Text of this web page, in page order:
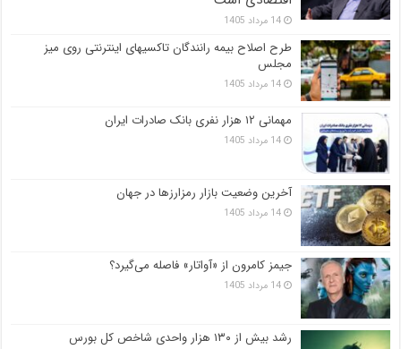
14 مرداد 1405
طرح اصلاح بیمه رانندگان تاکسیهای اینترنتی روی میز
مجلس
14 مرداد 1405
مهمانی ۱۲ هزار نفری بانک صادرات ایران
14 مرداد 1405
آخرین وضعیت بازار رمزارزها در جهان
14 مرداد 1405
جیمز کامرون از «آواتار» فاصله می‌گیرد؟
14 مرداد 1405
رشد بیش از ۱۳۰ هزار واحدی شاخص کل بورس